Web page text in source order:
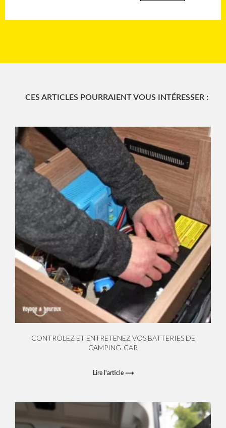
CES ARTICLES POURRAIENT VOUS INTÉRESSER :
CONTRÔLEZ ET ENTRETENEZ VOS BATTERIES DE
CAMPING-CAR
Lire l'article ⟶